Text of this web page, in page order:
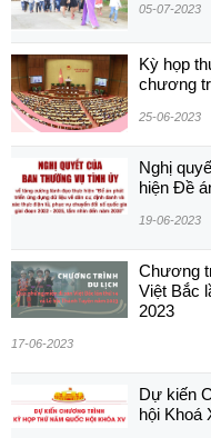
05-07-2023
Kỳ họp
chương
25-06-2023
Nghị
hiện Đề
19-06-2023
Chương
Việt Bắc
2023
17-06-2023
Dự kiến
hội Khoá